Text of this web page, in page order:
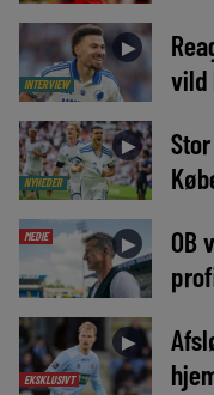
INTERVIEW
►
vild
NYHEDER
►
MEDIE ►
OB
EKSKLUSIVT
►